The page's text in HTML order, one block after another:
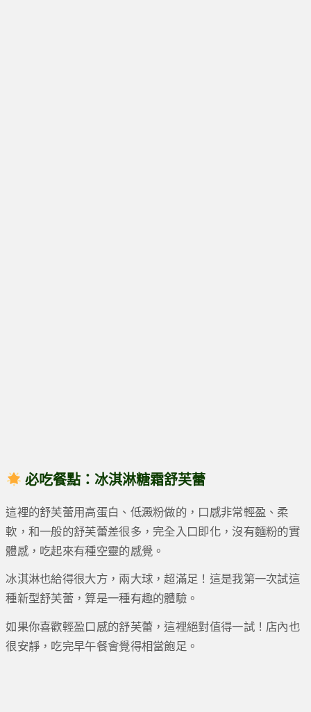
必吃餐點：冰淇淋糖霜舒芙蕾
這裡的舒芙蕾用高蛋白、低澱粉做的，口感非常輕盈、柔
軟，和一般的舒芙蕾差很多，完全入口即化，沒有麵粉的實
體感，吃起來有種空靈的感覺。
冰淇淋也給得很大方，兩大球，超滿足！這是我第一次試這
種新型舒芙蕾，算是一種有趣的體驗。
如果你喜歡輕盈口感的舒芙蕾，這裡絕對值得一試！店內也
很安靜，吃完早午餐會覺得相當飽足。